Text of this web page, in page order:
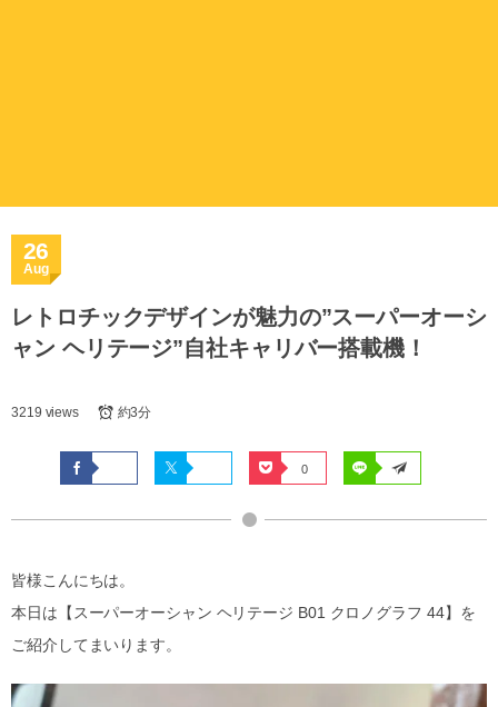
26
Aug
レトロチックデザインが魅力の”スーパーオーシ
ャン ヘリテージ”自社キャリバー搭載機！
3219 views 約3分
0
皆様こんにちは。
本日は【スーパーオーシャン ヘリテージ B01 クロノグラフ 44】を
ご紹介してまいります。